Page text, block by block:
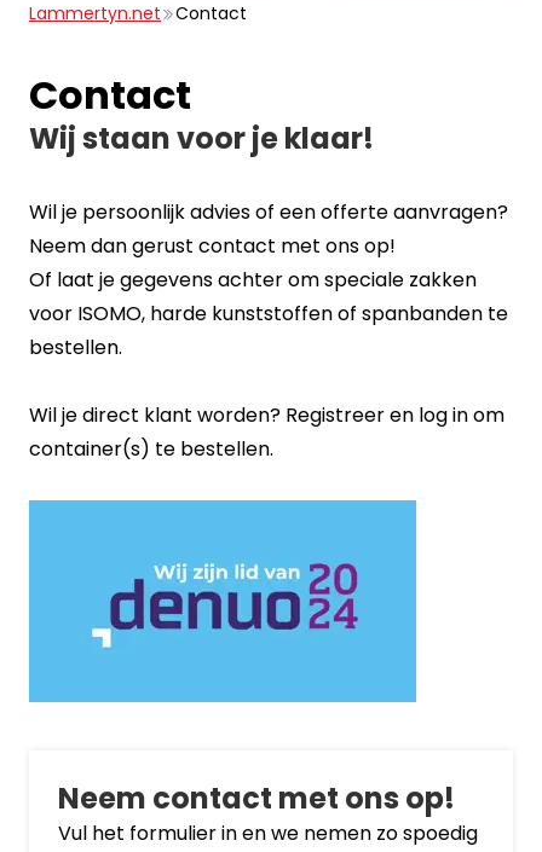
Lammertyn.net Contact
Contact
Wij staan voor je klaar!
Wil je persoonlijk advies of een offerte aanvragen?
Neem dan gerust contact met ons op!
Of laat je gegevens achter om speciale zakken
voor ISOMO, harde kunststoffen of spanbanden te
bestellen.
Wil je direct klant worden? Registreeren log inom
container(s) te bestellen.
Neem contact met ons op!
Vul het formulier in en we nemen zo spoedig